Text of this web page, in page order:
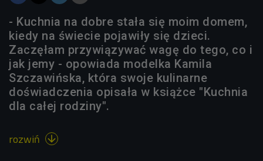
- Kuchnia na dobre stała się moim domem,
kiedy na świecie pojawiły się dzieci.
Zaczęłam przywiązywać wagę do tego, co i
jak jemy - opowiada modelka Kamila
Szczawińska, która swoje kulinarne
doświadczenia opisała w książce "Kuchnia
dla całej rodziny".
rozwiń 